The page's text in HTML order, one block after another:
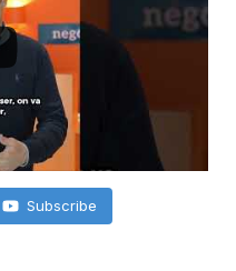
Subscribe